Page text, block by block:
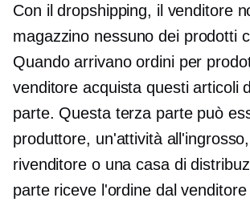
Con il dropshipping, il venditore
magazzino nessuno dei prodotti
Quando arrivano ordini per
venditore acquista questi articoli
parte. Questa terza parte può
produttore, un'attività
rivenditore o una casa di
parte riceve l'ordine dal